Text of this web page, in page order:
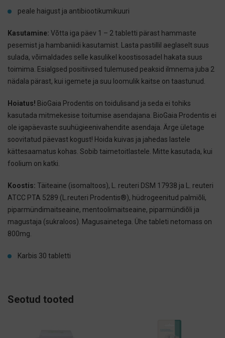
peale haigust ja antibiootikumikuuri
Kasutamine: Võtta iga päev 1 – 2 tabletti pärast hammaste
pesemist ja hambaniidi kasutamist. Lasta pastillil aeglaselt suus
sulada, võimaldades selle kasulikel koostisosadel hakata suus
toimima. Esialgsed positiivsed tulemused peaksid ilmnema juba 2
nädala pärast, kui igemete ja suu loomulik kaitse on taastunud.
Hoiatus! BioGaia Prodentis on toidulisand ja seda ei tohiks
kasutada mitmekesise toitumise asendajana. BioGaia Prodentis ei
ole igapäevaste suuhügieenivahendite asendaja. Ärge ületage
soovitatud päevast kogust! Hoida kuivas ja jahedas lastele
kättesaamatus kohas. Sobib taimetoitlastele. Mitte kasutada, kui
foolium on katki.
Koostis: Täiteaine (isomaltoos), L. reuteri DSM 17938 ja L. reuteri
ATCC PTA 5289 (L. reuteri Prodentis®), hüdrogeenitud palmiõli,
piparmündimaitseaine, mentoolimaitseaine, piparmündiõli ja
magustaja (sukraloos). Magusainetega. Ühe tableti netomass on
800mg.
Karbis 30 tabletti
Seotud tooted